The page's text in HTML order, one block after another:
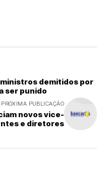
demitidos por
ser punido
PRÓXIMA PUBLICAÇÃO
novos vice-
e diretores